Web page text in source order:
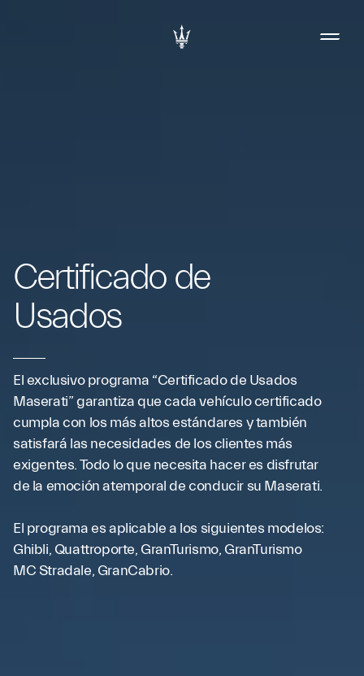
Certificado de
Usados
El exclusivo programa “Certificado de Usados
Maserati” garantiza que cada vehículo certificado
cumpla con los más altos estándares y también
satisfará las necesidades de los clientes más
exigentes. Todo lo que necesita hacer es disfrutar
de la emoción atemporal de conducir su Maserati.
El programa es aplicable a los siguientes modelos:
Ghibli, Quattroporte, GranTurismo, GranTurismo
MC Stradale, GranCabrio.